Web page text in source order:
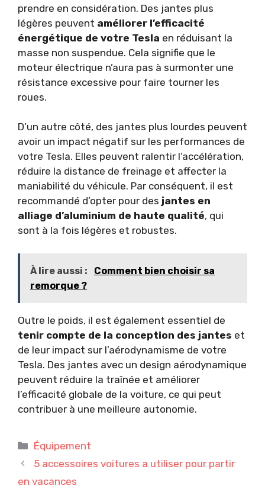
prendre en considération. Des jantes plus
légères peuvent améliorer l’efficacité
énergétique de votre Tesla en réduisant la
masse non suspendue. Cela signifie que le
moteur électrique n’aura pas à surmonter une
résistance excessive pour faire tourner les
roues.
D’un autre côté, des jantes plus lourdes peuvent
avoir un impact négatif sur les performances de
votre Tesla. Elles peuvent ralentir l’accélération,
réduire la distance de freinage et affecter la
maniabilité du véhicule. Par conséquent, il est
recommandé d’opter pour des jantes en
alliage d’aluminium de haute qualité, qui
sont à la fois légères et robustes.
À lire aussi :
Comment bien choisir sa
remorque ?
Outre le poids, il est également essentiel de
tenir compte de la conception des jantes et
de leur impact sur l’aérodynamisme de votre
Tesla. Des jantes avec un design aérodynamique
peuvent réduire la traînée et améliorer
l’efficacité globale de la voiture, ce qui peut
contribuer à une meilleure autonomie.
Catégories
Équipement
5 accessoires voitures a utiliser pour partir
en vacances